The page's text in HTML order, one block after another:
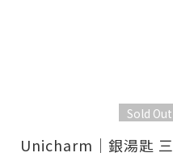
Sold Out
Unicharm｜銀湯匙 三